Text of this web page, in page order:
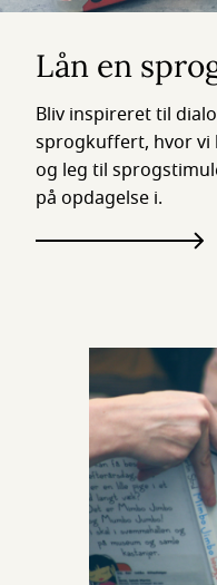
Lån en
Bliv inspireret til
sprogkuffert, hvor vi
og leg til
på opdagelse i.